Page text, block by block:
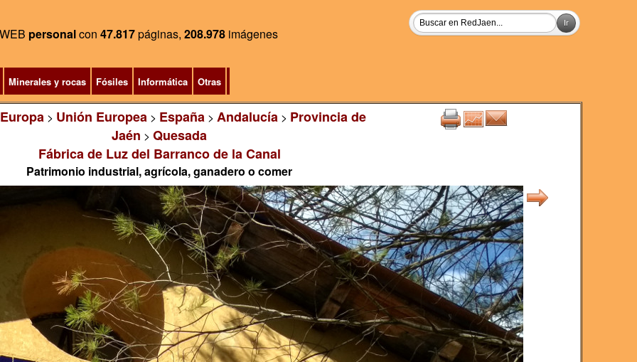
WEB personalcon 47.817páginas, 208.978 imágenes
Minerales y rocas Fósiles Informática Otras
Europa> Unión Europea> España> Andalucía> Provincia de
Jaén > Quesada
Fábrica de Luz del Barranco de la Canal
Patrimonio industrial, agrícola, ganadero o comer